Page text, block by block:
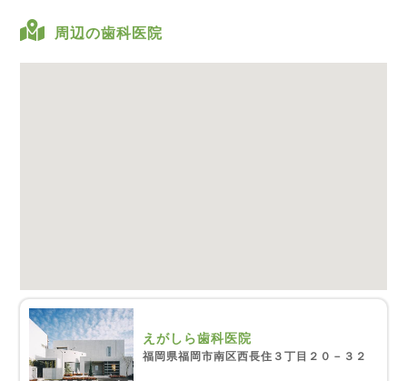
周辺の歯科医院
えがしら歯科医院
福岡県福岡市南区西長住３丁目２０－３２